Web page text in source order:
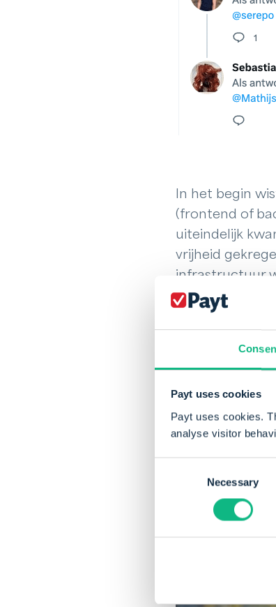
Payt uses cookies
Payt uses cookies.
analyse visitor
Necessary
In het begin
(frontend of
uiteindelijk
vrijheid
infrastructuur
vrijheid heb ik
steeds naar
Wat ook erg
tussen de
klanten en
stukje planning
fijn!
Naast het
hebben. Zo
Payt een